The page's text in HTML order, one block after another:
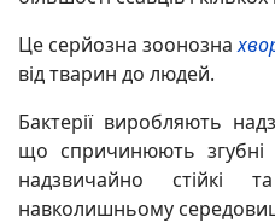
Це серйозна зоонозна
від тварин до людей.
Бактерії виробляють
що спричинюють згубні
надзвичайно стійкі
навколишньому